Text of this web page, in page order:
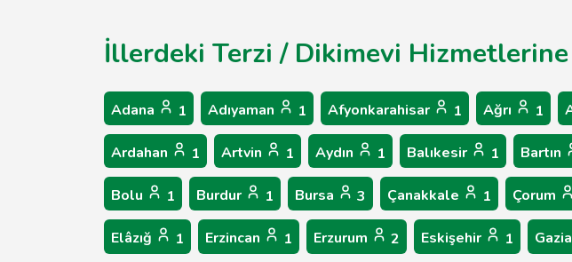
İllerdeki Terzi / Dikimevi
Adana 1 Adıyaman 1 Afyonkarahisar 1 Ağrı 1
Ardahan 1 Artvin 1 Aydın 1 Balıkesir 1 Bartın
Bolu 1 Burdur 1 Bursa 3 Çanakkale 1 Çorum
Elâzığ 1 Erzincan 1 Erzurum 2 Eskişehir 1